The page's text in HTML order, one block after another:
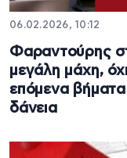
06.02.2026, 10:12
Φαραντούρης
μεγάλη μάχη,
επόμενα βήματα
δάνεια